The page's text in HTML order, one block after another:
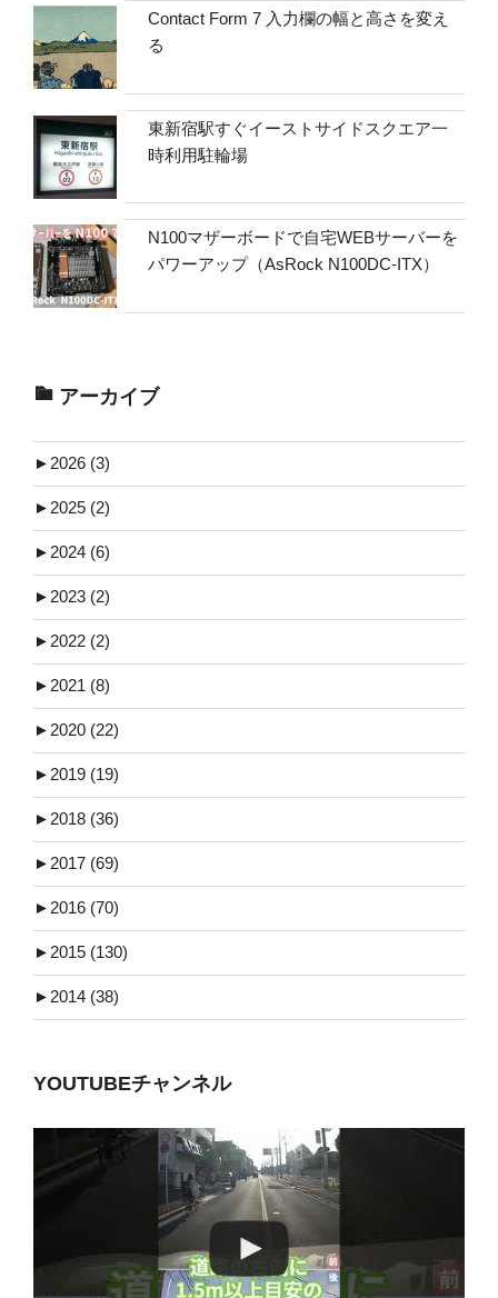
Contact Form 7 入力欄の幅と高さを変え
る
東新宿駅すぐイーストサイドスクエア一
時利用駐輪場
N100マザーボードで自宅WEBサーバーを
パワーアップ（AsRock N100DC-ITX）
アーカイブ
► 2026 (3)
► 2025 (2)
► 2024 (6)
► 2023 (2)
► 2022 (2)
► 2021 (8)
► 2020 (22)
► 2019 (19)
► 2018 (36)
► 2017 (69)
► 2016 (70)
► 2015 (130)
► 2014 (38)
YOUTUBEチャンネル